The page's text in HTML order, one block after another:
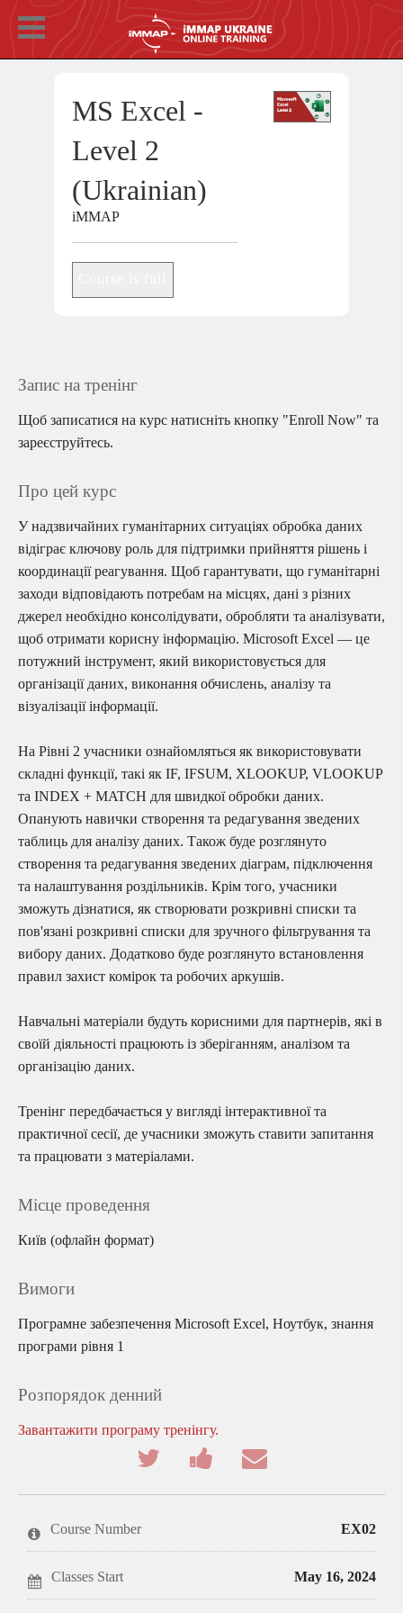
MS Excel -
Level 2
(Ukrainian)
iMMAP
Запис на тренінг
Щоб записатися на курс натисніть кнопку "Enroll Now" та
зареєструйтесь.
Про цей курс
У надзвичайних гуманітарних ситуаціях обробка даних
відіграє ключову роль для підтримки прийняття рішень і
координації реагування. Щоб гарантувати, що гуманітарні
заходи відповідають потребам на місцях, дані з різних
джерел необхідно консолідувати, обробляти та аналізувати,
щоб отримати корисну інформацію. Microsoft Excel — це
потужний інструмент, який використовується для
організації даних, виконання обчислень, аналізу та
візуалізації інформації.
На Рівні 2 учасники ознайомляться як використовувати
складні функції, такі як IF, IFSUM, XLOOKUP, VLOOKUP
та INDEX + MATCH для швидкої обробки даних.
Опанують навички створення та редагування зведених
таблиць для аналізу даних. Також буде розглянуто
створення та редагування зведених діаграм, підключення
та налаштування роздільників. Крім того, учасники
зможуть дізнатися, як створювати розкривні списки та
пов'язані розкривні списки для зручного фільтрування та
вибору даних. Додатково буде розглянуто встановлення
правил захист комірок та робочих аркушів.
Навчальні матеріали будуть корисними для партнерів, які в
своїй діяльності працюють із зберіганням, аналізом та
організацію даних.
Тренінг передбачається у вигляді інтерактивної та
практичної сесії, де учасники зможуть ставити запитання
та працювати з матеріалами.
Місце проведення
Київ (офлайн формат)
Вимоги
Програмне забезпечення Microsoft Excel, Ноутбук, знання
програми рівня 1
Розпорядок денний
Завантажити програму тренінгу.
Tweet
that
enrolled
Post
message
enrolled
course
Email
someone
say
enrolled
this
course
Course Number EX02
Classes Start May 16, 2024